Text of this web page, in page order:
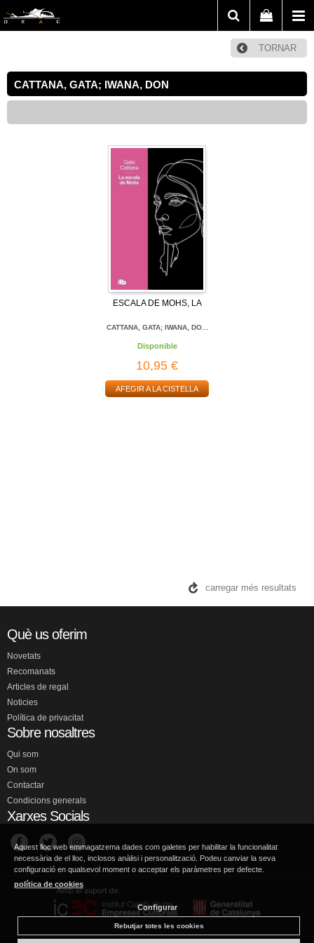
TORNAR
CATTANA, GATA; IWANA, DON
ESCALA DE MOHS, LA
CATTANA, GATA; IWANA, DO...
Disponible
10,95 €
AFEGIR A LA CISTELLA
carregar més resultats
Què us oferim
Novetats
Recomanats
Articles de regal
Noticies
Política de privacitat
Sobre nosaltres
Qui som
On som
Contactar
Condicions generals
Xarxes Socials
Aquest lloc web emmagatzema dades com galetes per habilitar la funcionalitat
necessària de el lloc, inclosos anàlisi i personalització. Podeu canviar la seva
configuració en qualsevol moment o acceptar els paràmetres per defecte.
política de cookies
Configurar
Rebutjar totes les cookies